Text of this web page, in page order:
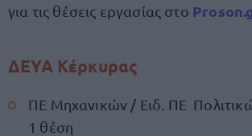
για τις θέσεις εργασίας στο
ΔΕΥΑ Κέρκυρας
ΠΕ Μηχανικών / Ειδ. ΠΕ
1 θέση